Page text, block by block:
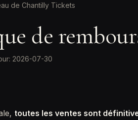
de Chantilly Tickets
de
2026-07-30
toutes les ventes sont